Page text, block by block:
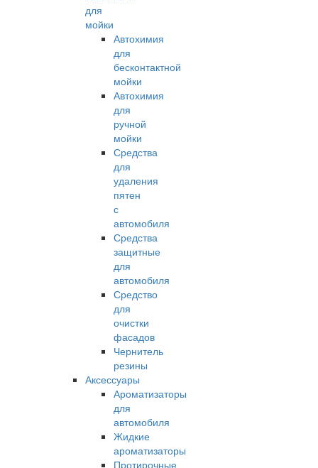
для
мойки
Автохимия
для
бесконтактной
мойки
Автохимия
для
ручной
мойки
Средства
для
удаления
пятен
с
автомобиля
Средства
защитные
для
автомобиля
Средство
для
очистки
фасадов
Чернитель
резины
Аксессуары
Ароматизаторы
для
автомобиля
Жидкие
ароматизаторы
Протирочные